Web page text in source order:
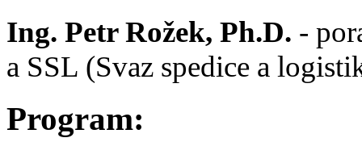
Ing. Petr Rožek, Ph.D. -
a SSL (Svaz spedice a
Program: